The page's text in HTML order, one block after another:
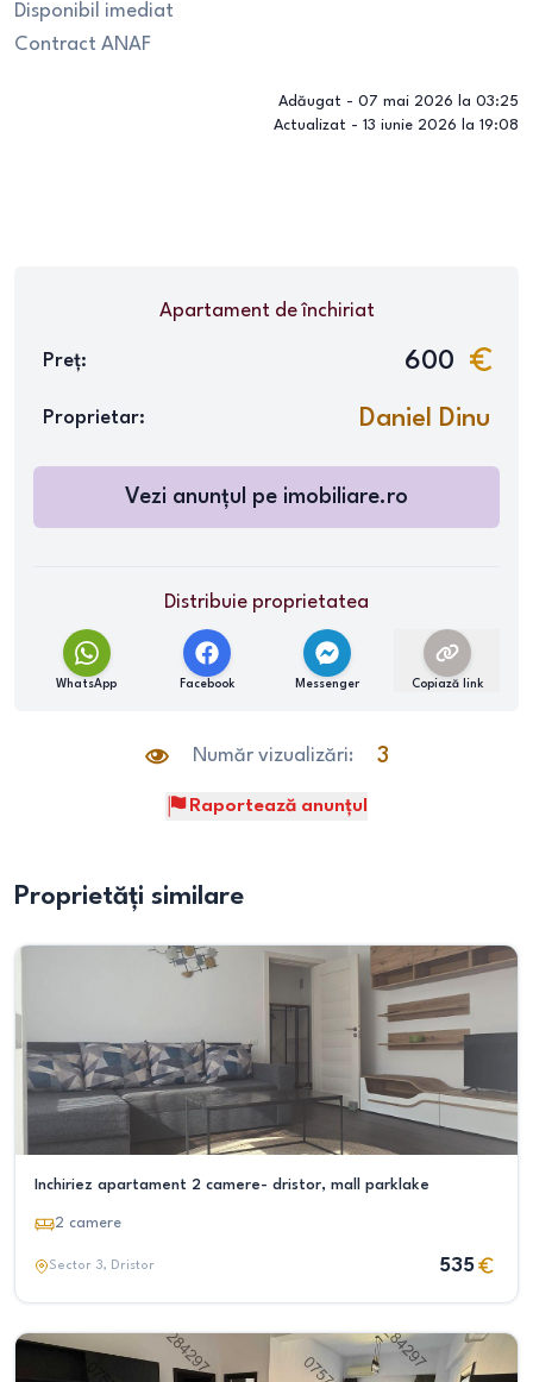
Disponibil imediat
Contract ANAF
Adăugat - 07 mai 2026 la 03:25
Actualizat - 13 iunie 2026 la 19:08
Apartamentde închiriat
Preț: 600
Proprietar: Daniel Dinu
Vezi anunțul pe imobiliare.ro
Distribuie proprietatea
WhatsApp Facebook Messenger Copiază link
Număr vizualizări: 3
Raportează anunțul
Proprietăți similare
Inchiriez apartament 2 camere- dristor, mall parklake
2 camere
Sector 3, Dristor 535